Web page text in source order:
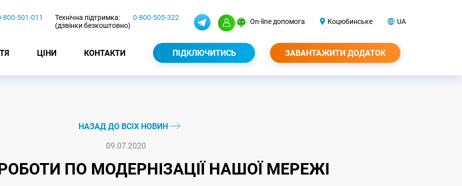
800-501-011
Технічна підтримка:
(дзвінки безкоштовно)
0-800-505-322 On-line допомога Коцюбинське UA
ЦІНИ КОНТАКТИ ПІДКЛЮЧИТИСЬ ЗАВАНТАЖИТИ ДОДАТОК
НАЗАД ДО ВСІХ НОВИН
09.07.2020
ПО МОДЕРНІЗАЦІЇ НАШОЇ МЕРЕЖІ